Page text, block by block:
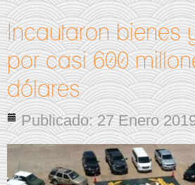
Incautaron bienes
por casi 600
dólares
Publicado: 27 Enero